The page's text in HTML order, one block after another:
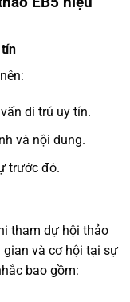
di trú uy tín.
và nội dung.
trước đó.
tham dự hội thảo
gian và cơ hội tại sự
bao gồm: